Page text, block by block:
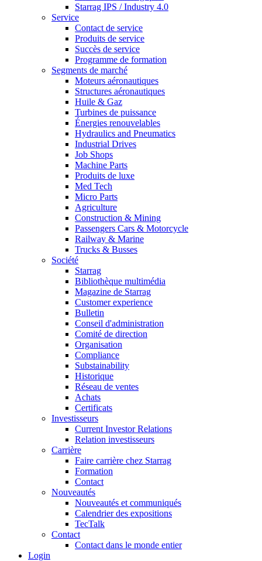
Starrag IPS / Industry 4.0
Service
Contact de service
Produits de service
Succès de service
Programme de formation
Segments de marché
Moteurs aéronautiques
Structures aéronautiques
Huile & Gaz
Turbines de puissance
Énergies renouvelables
Hydraulics and Pneumatics
Industrial Drives
Job Shops
Machine Parts
Produits de luxe
Med Tech
Micro Parts
Agriculture
Construction & Mining
Passengers Cars & Motorcycle
Railway & Marine
Trucks & Busses
Société
Starrag
Bibliothèque multimédia
Magazine de Starrag
Customer experience
Bulletin
Conseil d'administration
Comité de direction
Organisation
Compliance
Substainability
Historique
Réseau de ventes
Achats
Certificats
Investisseurs
Current Investor Relations
Relation investisseurs
Carrière
Faire carrière chez Starrag
Formation
Contact
Nouveautés
Nouveautés et communiqués
Calendrier des expositions
TecTalk
Contact
Contact dans le monde entier
Login